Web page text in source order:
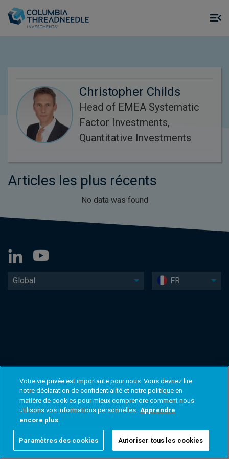
Christopher Childs
Head of EMEA Systematic
Factor Investments,
Quantitative Investments
Articles les plus récents
No data was found
Global FR
Votre vie privée est importante pour nous. Vous devriez lire
notre déclaration de confidentialité et notre politique en
matière de cookies pour mieux comprendre comment nous
utilisons vos informations personnelles. Apprendre
encore plus
Paramètres des cookies Autoriser tous les cookies